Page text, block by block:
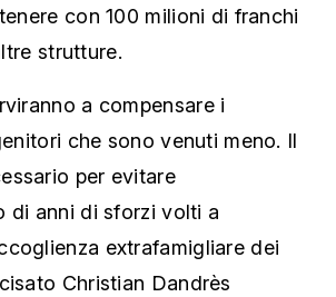
con 100 milioni di franchi
strutture.
a compensare i
che sono venuti meno. Il
per evitare
di anni di sforzi volti a
extrafamigliare dei
Christian Dandrès